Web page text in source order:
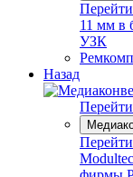
11 мм в
УЗК
Назад